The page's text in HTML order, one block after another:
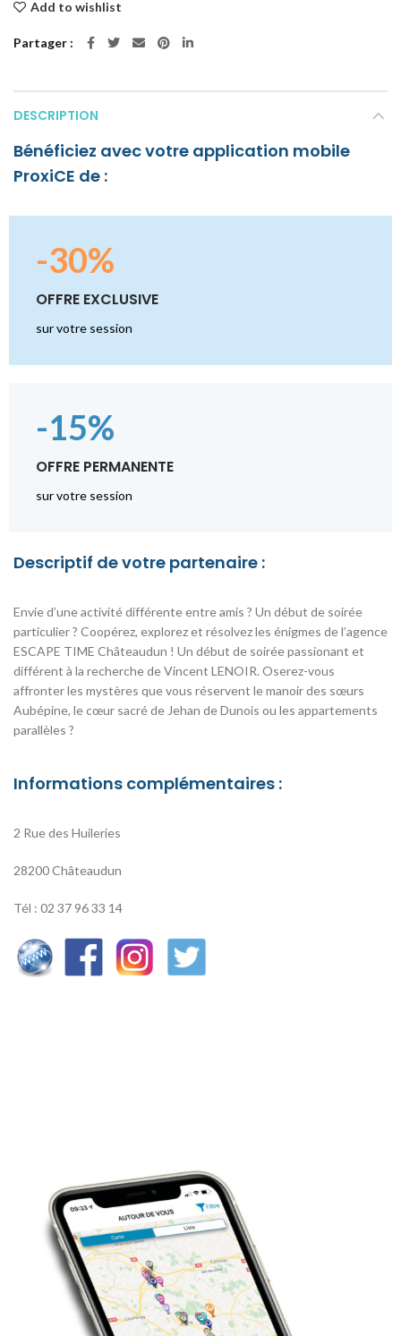
Add to wishlist
Partager
DESCRIPTION
Bénéficiez avec votre application mobile
ProxiCE de :
-30%
OFFRE EXCLUSIVE
sur votre session
-15%
OFFRE PERMANENTE
sur votre session
Descriptif de votre partenaire :
Envie d’une activité différente entre amis ? Un début de soirée
particulier ? Coopérez, explorez et résolvez les énigmes de l’agence
ESCAPE TIME Châteaudun ! Un début de soirée passionant et
différent à la recherche de Vincent LENOIR. Oserez-vous
affronter les mystères que vous réservent le manoir des sœurs
Aubépine, le cœur sacré de Jehan de Dunois ou les appartements
parallèles ?
Informations complémentaires :
2 Rue des Huileries
28200 Châteaudun
Tél : 02 37 96 33 14